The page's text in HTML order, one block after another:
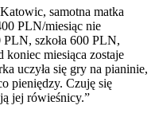
samotna matka
PLN/miesiąc nie
PLN, szkoła 600 PLN,
miesiąca zostaje
uczyła się gry na pianinie,
pieniędzy. Czuję się
jej rówieśnicy.”